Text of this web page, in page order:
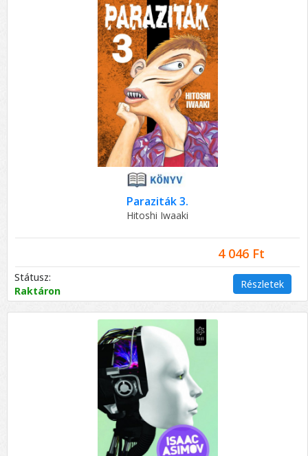
Paraziták 3.
Hitoshi Iwaaki
4 046 Ft
Státusz:
Raktáron
Részletek